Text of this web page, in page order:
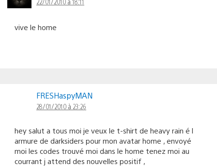
vive le home
FRESHaspyMAN
28/01/2010 à 23:26
hey salut a tous moi je veux le t-shirt de heavy rain é l
armure de darksiders pour mon avatar home , envoyé
moi les codes trouvé moi dans le home tenez moi au
courrant j attend des nouvelles positif ,